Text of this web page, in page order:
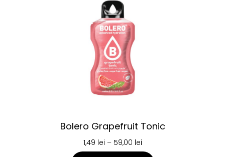
Bolero Grapefruit Tonic
1,49 lei – 59,00 lei